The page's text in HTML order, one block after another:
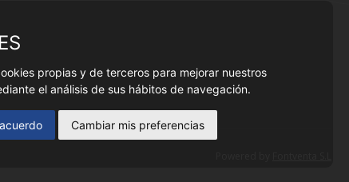
propias y de terceros para mejorar nuestros
el análisis de sus hábitos de navegación.
Cambiar mis preferencias